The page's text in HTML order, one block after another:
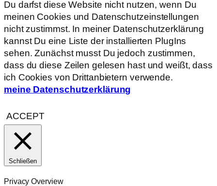
Du darfst diese Website nicht nutzen, wenn Du
meinen Cookies und Datenschutzeinstellungen
nicht zustimmst. In meiner Datenschutzerklärung
kannst Du eine Liste der installierten PlugIns
sehen. Zunächst musst Du jedoch zustimmen,
dass du diese Zeilen gelesen hast und weißt, dass
ich Cookies von Drittanbietern verwende.
meine Datenschutzerklärung
ACCEPT
Schließen
Privacy Overview